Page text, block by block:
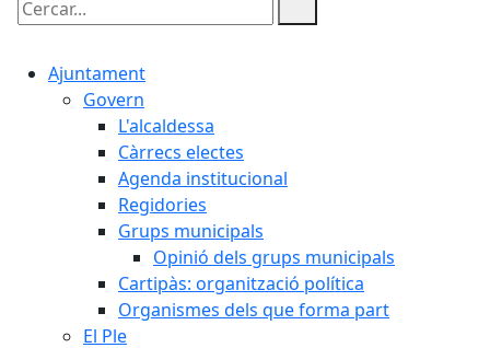
Cercar:
Ajuntament
Govern
L'alcaldessa
Càrrecs electes
Agenda institucional
Regidories
Grups municipals
Opinió dels grups municipals
Cartipàs: organització política
Organismes dels que forma part
El Ple